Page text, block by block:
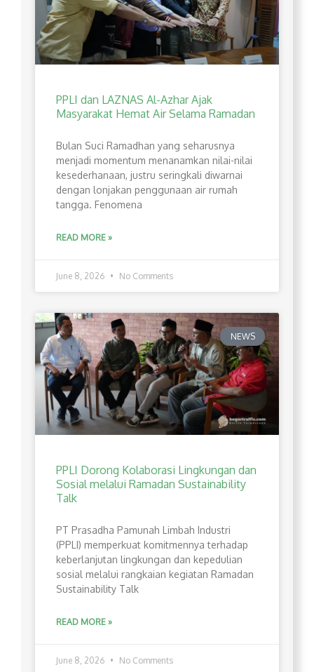
PPLI dan LAZNAS Al-Azhar Ajak
Masyarakat Hemat Air Selama Ramadan
Bulan Suci Ramadhan yang seharusnya
menjadi momentum menanamkan nilai-nilai
kesederhanaan, justru seringkali diwarnai
dengan lonjakan penggunaan air rumah
tangga. Fenomena
READ MORE »
June 8, 2026 No Comments
NEWS
PPLI Dorong Kolaborasi Lingkungan dan
Sosial melalui Ramadan Sustainability
Talk
PT Prasadha Pamunah Limbah Industri
(PPLI) memperkuat komitmennya terhadap
keberlanjutan lingkungan dan kepedulian
sosial melalui rangkaian kegiatan Ramadan
Sustainability Talk
READ MORE »
June 8, 2026 No Comments